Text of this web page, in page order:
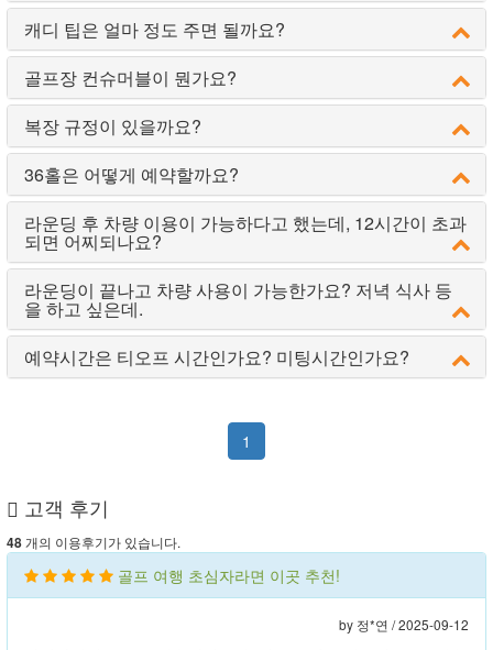
캐디 팁은 얼마 정도 주면 될까요?
골프장 컨슈머블이 뭔가요?
복장 규정이 있을까요?
36홀은 어떻게 예약할까요?
라운딩 후 차량 이용이 가능하다고 했는데, 12시간이 초과
되면 어찌되나요?
라운딩이 끝나고 차량 사용이 가능한가요? 저녁 식사 등
을 하고 싶은데.
예약시간은 티오프 시간인가요? 미팅시간인가요?
1
고객 후기
48 개의 이용후기가 있습니다.
골프 여행 초심자라면 이곳 추천!
by 정*연 /2025-09-12